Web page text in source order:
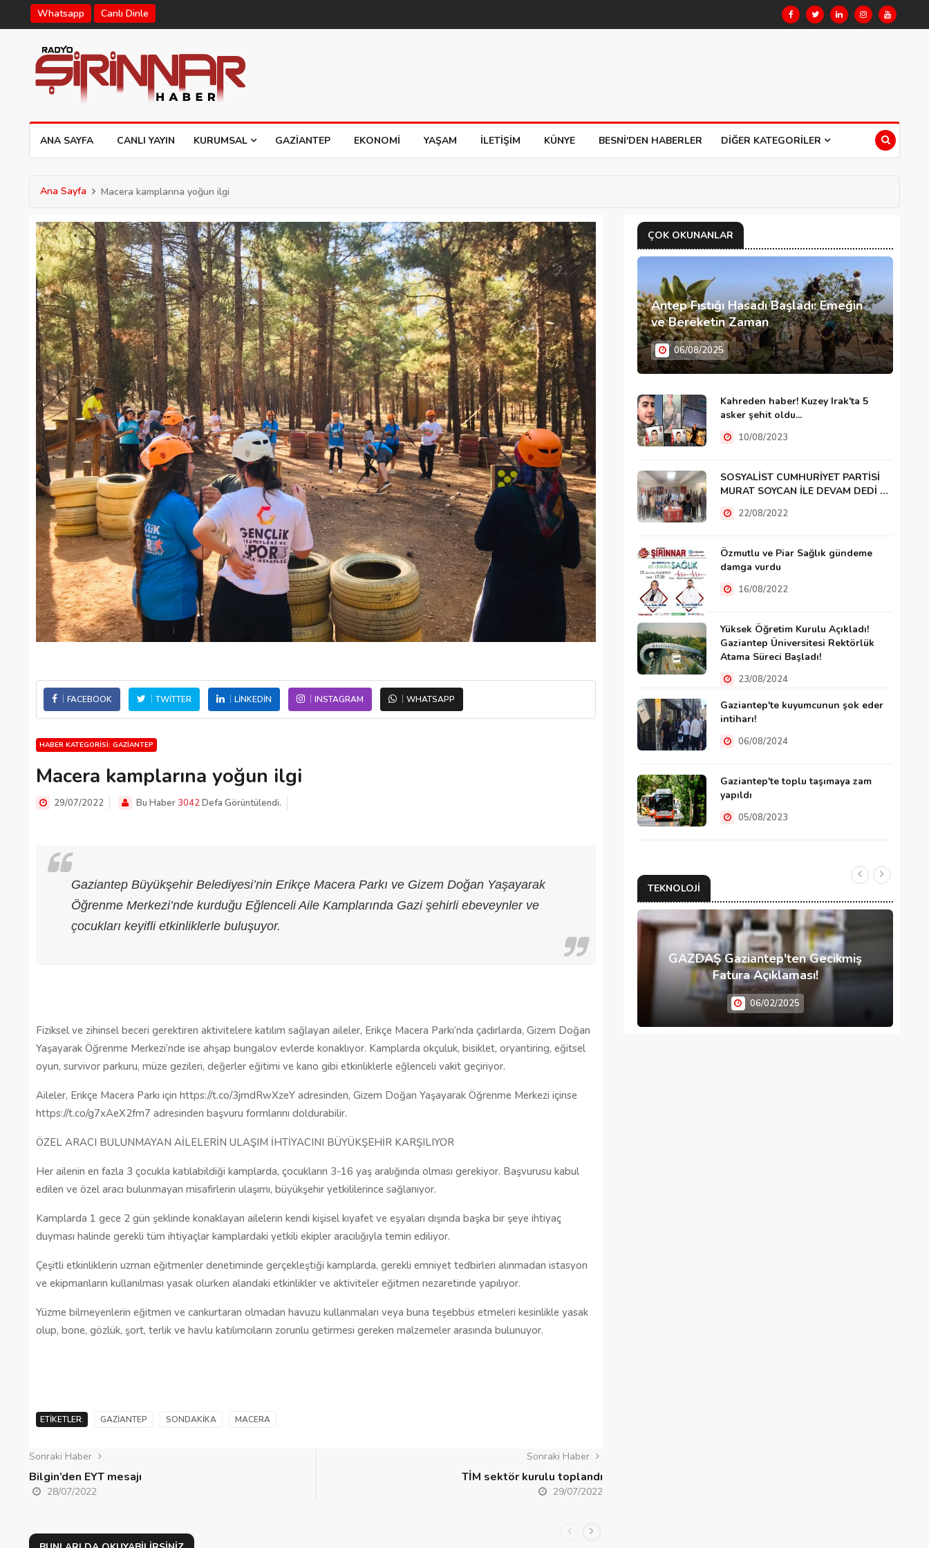
Whatsapp Canlı Dinle
ANA SAYFA CANLI YAYIN KURUMSAL GAZIANTEP EKONOMI YAŞAM İLETIŞIM KÜNYE BESNI'DEN HABERLER DIĞER KATEGORILER
Ana Sayfa Macera kamplarına yoğun ilgi
FACEBOOK TWITTER LINKEDIN INSTAGRAM WHATSAPP
HABER KATEGORISI: GAZIANTEP
Macera kamplarına yoğun ilgi
29/07/2022 Bu Haber3042Defa Görüntülendi.
Gaziantep Büyükşehir Belediyesi’nin Erikçe Macera Parkı ve Gizem Doğan Yaşayarak
Öğrenme Merkezi’nde kurduğu Eğlenceli Aile Kamplarında Gazi şehirli ebeveynler ve
çocukları keyifli etkinliklerle buluşuyor.
Fiziksel ve zihinsel beceri gerektiren aktivitelere katılım sağlayan aileler, Erikçe Macera Parkı’nda çadırlarda, Gizem Doğan
Yaşayarak Öğrenme Merkezi’nde ise ahşap bungalov evlerde konaklıyor. Kamplarda okçuluk, bisiklet, oryantiring, eğitsel
oyun, survivor parkuru, müze gezileri, değerler eğitimi ve kano gibi etkinliklerle eğlenceli vakit geçiriyor.
Aileler, Erikçe Macera Parkı için https://t.co/3jmdRwXzeY adresinden, Gizem Doğan Yaşayarak Öğrenme Merkezi içinse
https://t.co/g7xAeX2fm7 adresinden başvuru formlarını doldurabilir.
ÖZEL ARACI BULUNMAYAN AİLELERİN ULAŞIM İHTİYACINI BÜYÜKŞEHİR KARŞILIYOR
Her ailenin en fazla 3 çocukla katılabildiği kamplarda, çocukların 3-16 yaş aralığında olması gerekiyor. Başvurusu kabul
edilen ve özel aracı bulunmayan misafirlerin ulaşımı, büyükşehir yetkililerince sağlanıyor.
Kamplarda 1 gece 2 gün şeklinde konaklayan ailelerin kendi kişisel kıyafet ve eşyaları dışında başka bir şeye ihtiyaç
duyması halinde gerekli tüm ihtiyaçlar kamplardaki yetkili ekipler aracılığıyla temin ediliyor.
Çeşitli etkinliklerin uzman eğitmenler denetiminde gerçekleştiği kamplarda, gerekli emniyet tedbirleri alınmadan istasyon
ve ekipmanların kullanılması yasak olurken alandaki etkinlikler ve aktiviteler eğitmen nezaretinde yapılıyor.
Yüzme bilmeyenlerin eğitmen ve cankurtaran olmadan havuzu kullanmaları veya buna teşebbüs etmeleri kesinlikle yasak
olup, bone, gözlük, şort, terlik ve havlu katılımcıların zorunlu getirmesi gereken malzemeler arasında bulunuyor.
ETIKETLER: GAZIANTEP SONDAKIKA MACERA
Sonraki Haber
Bilgin’den EYT mesajı
28/07/2022
Sonraki Haber
TİM sektör kurulu toplandı
29/07/2022
ÇOK OKUNANLAR
Antep Fıstığı Hasadı Başladı: Emeğin
ve Bereketin Zaman
06/08/2025
Kahreden haber! Kuzey Irak'ta 5
asker şehit oldu...
10/08/2023
SOSYALİST CUMHURİYET PARTİSİ
MURAT SOYCAN İLE DEVAM DEDİ …
22/08/2022
Özmutlu ve Piar Sağlık gündeme
damga vurdu
16/08/2022
Yüksek Öğretim Kurulu Açıkladı!
Gaziantep Üniversitesi Rektörlük
Atama Süreci Başladı!
23/08/2024
Gaziantep'te kuyumcunun şok eder
intiharı!
06/08/2024
Gaziantep'te toplu taşımaya zam
yapıldı
05/08/2023
TEKNOLOJI
Şehitkamil Belediyesi işçi alımı
GAZDAŞ Gaziantep'ten Gecikmiş
Fatura Açıklaması!
06/02/2025